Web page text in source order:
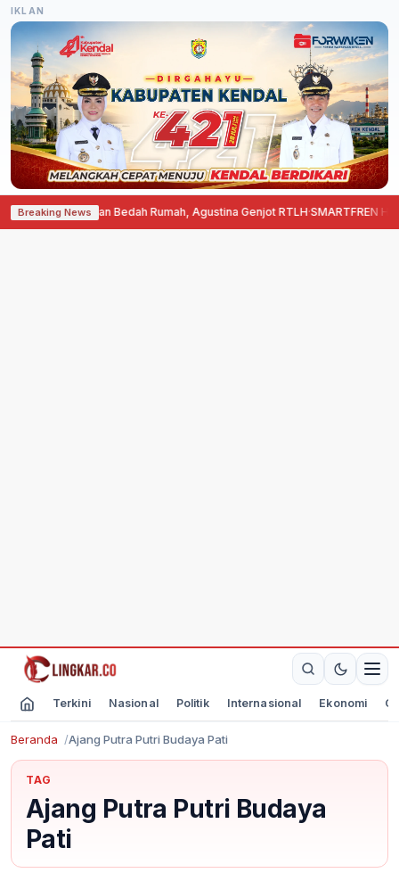
IKLAN
Breaking News
Terima Bantuan Bedah Rumah, Agustina Genjot RTLH·SMARTFREN
Terkini Nasional Politik Internasional Ekonomi
Beranda Ajang Putra Putri Budaya Pati
TAG
Ajang Putra Putri Budaya
Pati